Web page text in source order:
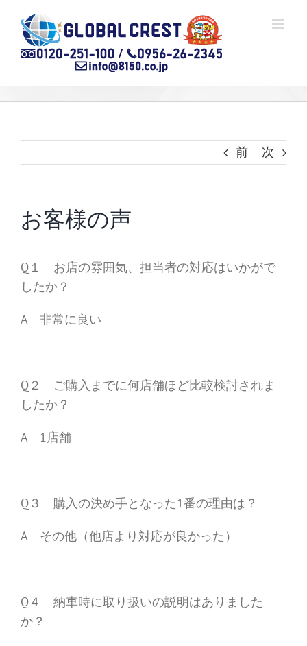
content
前 次
お客様の声
Q１ お店の雰囲気、担当者の対応はいかがで
したか？
A 非常に良い
Q２ ご購入までに何店舗ほど比較検討されま
したか？
A 1店舗
Q３ 購入の決め手となった1番の理由は？
A その他（他店より対応が良かった）
Q４ 納車時に取り扱いの説明はありました
か？